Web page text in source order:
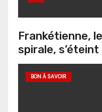
Frankétienne,
spirale,
BON À SAVOIR